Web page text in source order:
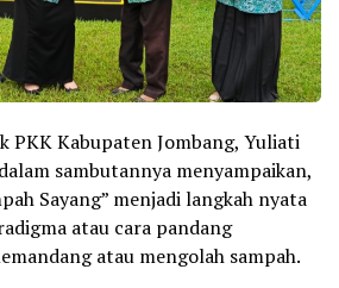
PKK Kabupaten Jombang, Yuliati
sambutannya menyampaikan,
Sayang” menjadi langkah nyata
atau cara pandang
atau mengolah sampah.